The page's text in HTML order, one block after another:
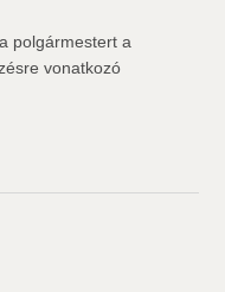
polgármestert a
vonatkozó